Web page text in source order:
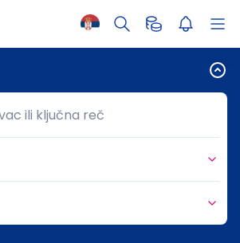
ili ključna reč
ili ključna reč